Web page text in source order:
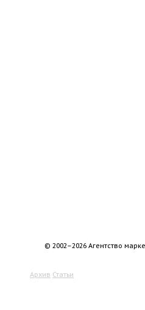
© 2002–2026 Агентство
Архив Статьи